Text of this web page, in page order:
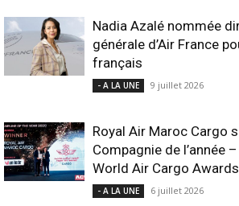
Nadia Azalé nommée
générale d’Air France
français
- A LA UNE 9 juillet 2026
Royal Air Maroc Cargo
Compagnie de l’année
World Air Cargo Awards
- A LA UNE 6 juillet 2026